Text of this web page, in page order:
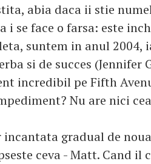
abia daca ii stie
i se face o farsa: este
suntem in anul 2004,
si de succes (Jennifer
incredibil pe Fifth
Nu are nici
gradual de
ceva - Matt. Cand il